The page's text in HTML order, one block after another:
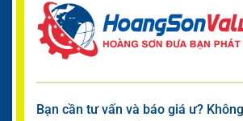
Bạn cần tư vấn và báo giá ư?